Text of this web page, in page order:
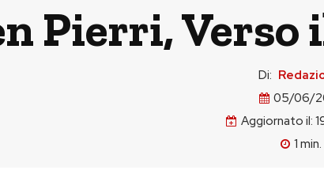
Pierri, Verso
Di:
05/06/
Aggiornato il:
1 min.